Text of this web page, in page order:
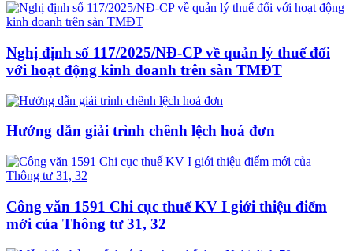
Nghị định số 117/2025/NĐ-CP về quản lý thuế đối
với hoạt động kinh doanh trên sàn TMĐT
Hướng dẫn giải trình chênh lệch hoá đơn
Công văn 1591 Chi cục thuế KV I giới thiệu điểm
mới của Thông tư 31, 32